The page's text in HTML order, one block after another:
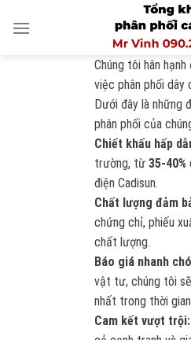
Chúng tôi hân
việc phân phối dây
Dưới đây là những
phân phối của
Chiết khấu hấp
trường, từ 35-40%
điện Cadisun.
Chất lượng đảm
chứng chỉ, phiếu
chất lượng.
Báo giá nhanh
vật tư, chúng tôi
nhất trong thời
Cam kết vượt trội: